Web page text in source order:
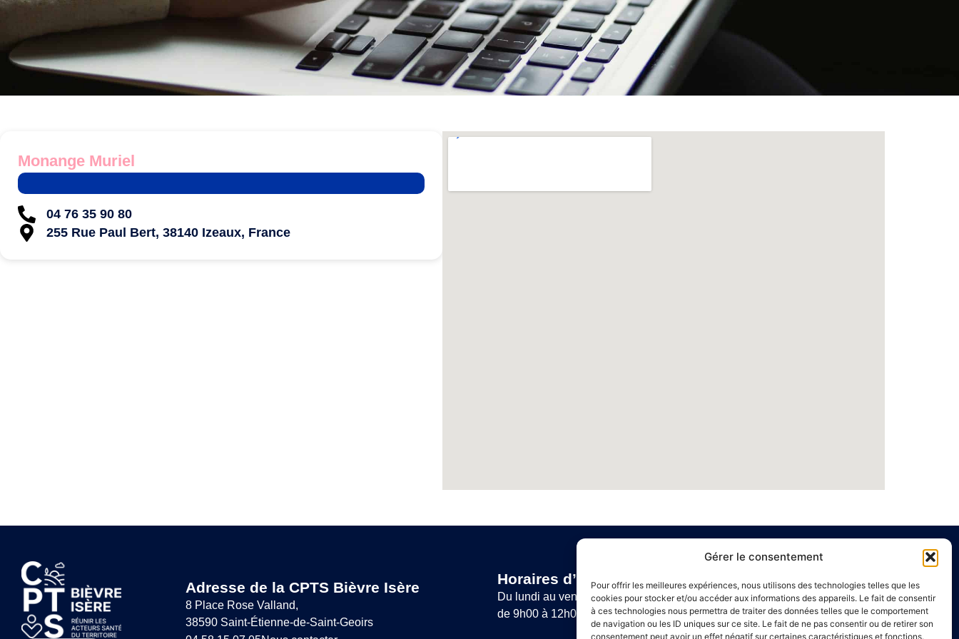
Gérer le consentement
Pour offrir les meilleures expériences, nous utilisons des technologies telles que les
cookies pour stocker et/ou accéder aux informations des appareils. Le fait de consentir
à ces technologies nous permettra de traiter des données telles que le comportement
de navigation ou les ID uniques sur ce site. Le fait de ne pas consentir ou de retirer son
consentement peut avoir un effet négatif sur certaines caractéristiques et fonctions.
Monange Muriel
04 76 35 90 80
255 Rue Paul Bert, 38140 Izeaux, France
Adresse de la CPTS Bièvre Isère
8 Place Rose Valland,
38590 Saint-Étienne-de-Saint-Geoirs
Horaires d’ouverture
Du lundi au vendredi :
de 9h00 à 12h00 et de 14h00 à 16h00
Liens utiles
Annuaire de santé
Mentions légales
Politique de confidentialité